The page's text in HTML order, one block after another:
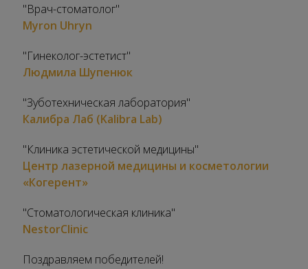
"Врач-стоматолог"
Myron Uhryn
"Гинеколог-эстетист"
Людмила Шупенюк
"Зуботехническая лаборатория"
Калибра Лаб (Kalibra Lab)
"Клиника эстетической медицины"
Центр лазерной медицины и косметологии
«Когерент»
"Стоматологическая клиника"
NestorClinic
Поздравляем победителей!